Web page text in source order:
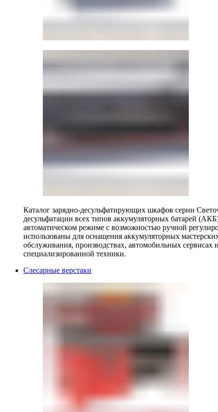
Каталог зарядно-десульфатирующих шкафов серии
десульфатации всех типов аккумуляторных батарей
автоматическом режиме с возможностью ручной
использованы для оснащения аккумуляторных
обслуживания, производствах, автомобильных
специализированной техники.
Слесарные верстаки